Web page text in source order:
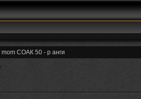
mom СОАК 50 - р анги